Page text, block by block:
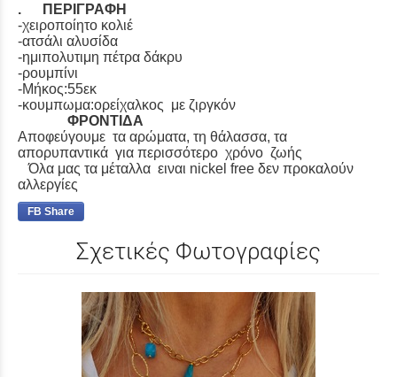
. ΠΕΡΙΓΡΑΦΗ
-χειροποίητο κολιέ
-ατσάλι αλυσίδα
-ημιπολυτιμη πέτρα δάκρυ
-ρουμπίνι
-Μήκος:55εκ
-κουμπωμα:ορείχαλκος με ζιργκόν
ΦΡΟΝΤΙΔΑ
Αποφεύγουμε τα αρώματα, τη θάλασσα, τα
απορυπαντικά για περισσότερο χρόνο ζωής
Όλα μας τα μέταλλα ειναι nickel free δεν προκαλούν
αλλεργίες
FB Share
Σχετικές Φωτογραφίες